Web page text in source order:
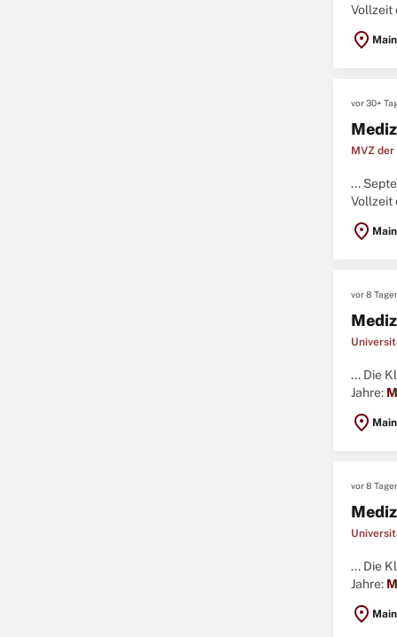
Vollzeit
location_on
vor 30+
MVZ
...
Vollzeit
location_on
vor 8
... Die
Jahre:
location_on
vor 8
... Die
Jahre:
location_on